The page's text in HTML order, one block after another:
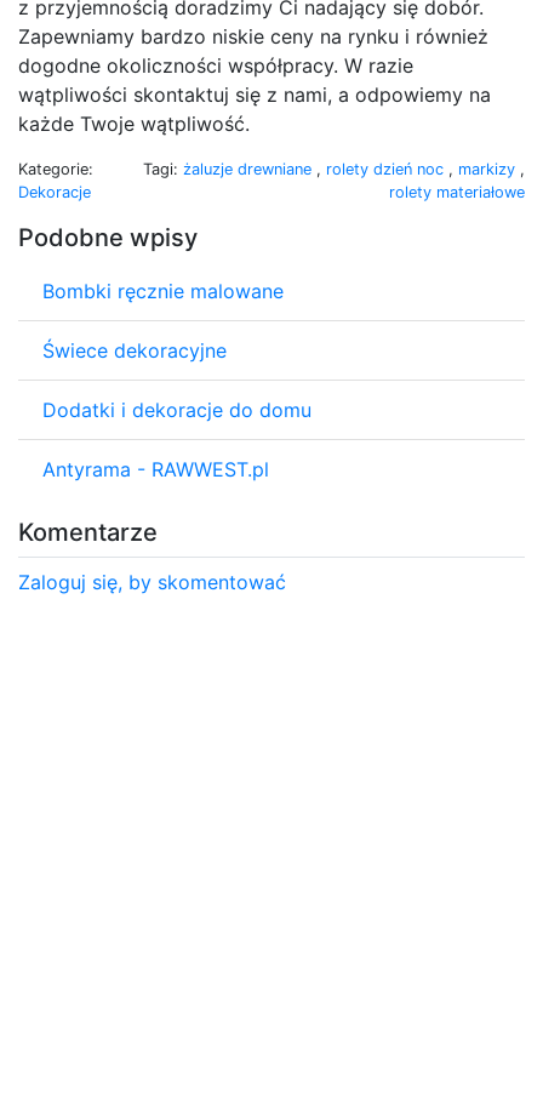
z przyjemnością doradzimy Ci nadający się dobór.
Zapewniamy bardzo niskie ceny na rynku i również
dogodne okoliczności współpracy. W razie
wątpliwości skontaktuj się z nami, a odpowiemy na
każde Twoje wątpliwość.
Kategorie:
Dekoracje
Tagi: żaluzje drewniane , rolety dzień noc , markizy ,
rolety materiałowe
Podobne wpisy
Bombki ręcznie malowane
Świece dekoracyjne
Dodatki i dekoracje do domu
Antyrama - RAWWEST.pl
Komentarze
Zaloguj się, by skomentować